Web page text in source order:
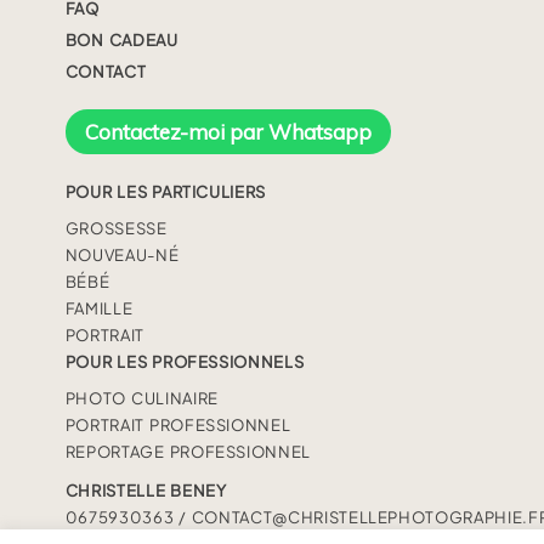
FAQ
BON CADEAU
CONTACT
Contactez-moi par Whatsapp
POUR LES PARTICULIERS
GROSSESSE
NOUVEAU-NÉ
BÉBÉ
FAMILLE
PORTRAIT
POUR LES PROFESSIONNELS
PHOTO CULINAIRE
PORTRAIT PROFESSIONNEL
REPORTAGE PROFESSIONNEL
CHRISTELLE BENEY
0675930363 /